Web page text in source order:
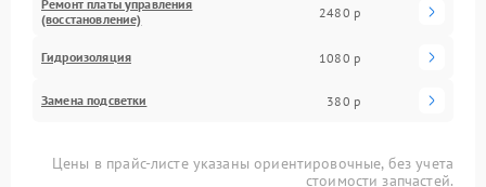
Ремонт платы управления
(восстановление)
2480 р
Гидроизоляция 1080 р
Замена подсветки 380 р
Цены в прайс-листе указаны ориентировочные, без учета
стоимости запчастей.